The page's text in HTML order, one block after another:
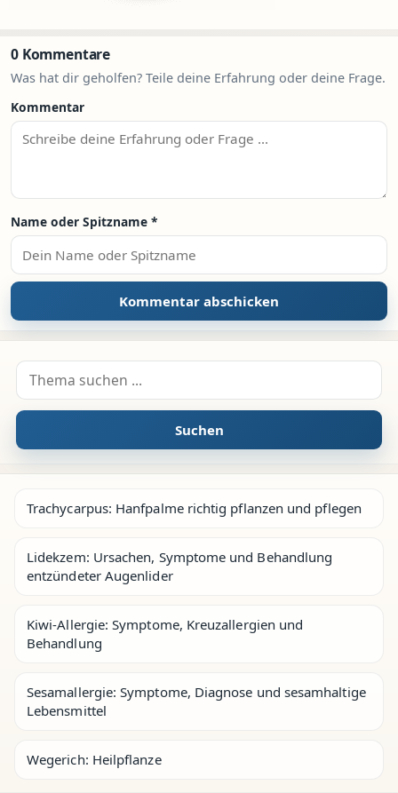
0 Kommentare
Was hat dir geholfen? Teile deine Erfahrung oder deine Frage.
Kommentar
Name oder Spitzname *
Suche nach:
Suchen
Trachycarpus: Hanfpalme richtig pflanzen und pflegen
Lidekzem: Ursachen, Symptome und Behandlung
entzündeter Augenlider
Kiwi-Allergie: Symptome, Kreuzallergien und
Behandlung
Sesamallergie: Symptome, Diagnose und sesamhaltige
Lebensmittel
Wegerich: Heilpflanze